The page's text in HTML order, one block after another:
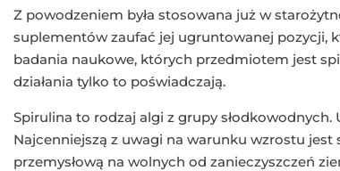
Z powodzeniem była stosowana już w
suplementów zaufać jej ugruntowanej pozycji,
badania naukowe, których przedmiotem jest
działania tylko to poświadczają.
Spirulina to rodzaj algi z grupy słodkowodnych.
Najcenniejszą z uwagi na warunku wzrostu
przemysłową na wolnych od zanieczyszczeń